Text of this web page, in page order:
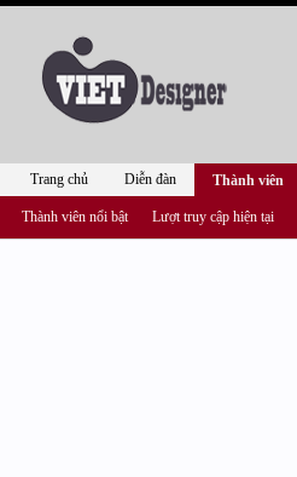
Trang chủ Diễn đàn Thành viên
Thành viên nổi bật Lượt truy cập hiện tại